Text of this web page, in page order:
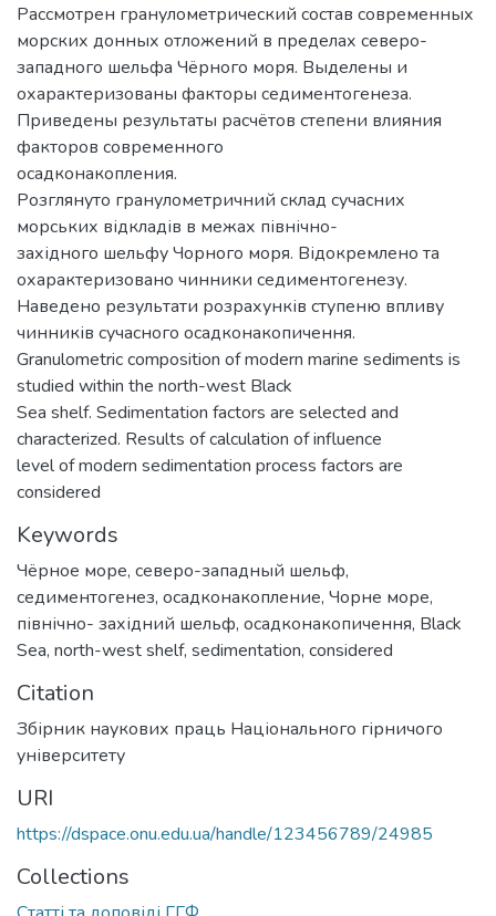
Рассмотрен гранулометрический состав современных
морских донных отложений в пределах северо-
западного шельфа Чёрного моря. Выделены и
охарактеризованы факторы седиментогенеза.
Приведены результаты расчётов степени влияния
факторов современного
осадконакопления.
Розглянуто гранулометричний склад сучасних
морських відкладів в межах північно-
західного шельфу Чорного моря. Відокремлено та
охарактеризовано чинники седиментогенезу.
Наведено результати розрахунків ступеню впливу
чинників сучасного осадконакопичення.
Granulometric composition of modern marine sediments is
studied within the north-west Black
Sea shelf. Sedimentation factors are selected and
characterized. Results of calculation of influence
level of modern sedimentation process factors are
considered
Keywords
Чёрное море, северо-западный шельф,
седиментогенез, осадконакопление, Чорне море,
північно- західний шельф, осадконакопичення, Black
Sea, north-west shelf, sedimentation, considered
Citation
Збірник наукових праць Національного гірничого
університету
URI
https://dspace.onu.edu.ua/handle/123456789/24985
Collections